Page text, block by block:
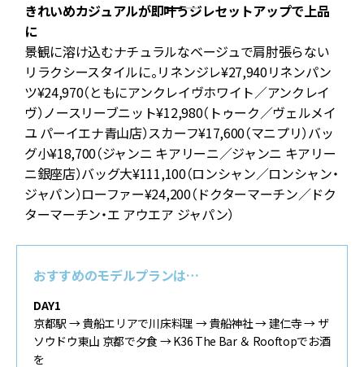
きれいめカジュアルが即叶うジレセットアップで上品
に
景観に溶け込むナチュラルなベージュで肩肘張らない
リラクシースタイルに。リネンジレ¥27,940リネンパン
ツ¥24,970（ともにアンクレイヴホワイト／アンクレイ
ヴ）ノースリーブニット¥12,980（トゥーク／ヴェルメイ
ユ パーイエナ青山店）スカーフ¥17,600（マニプリ）バッ
グ小¥18,700（ジャンニ キアリーニ／ジャンニ キアリー
ニ銀座店）バッグ大¥111,100（ロンシャン／ロンシャン・
ジャパン）ローファー¥24,200（ドクターマーチン／ドク
ターマーチン・エ アウエア ジャパン）
おすすめのモデルプランは…
DAY1
京都駅 → 貴船エリアで川床料理 → 貴船神社 → 建仁寺 → ザ
ソウドウ東山 京都で夕食 → K36 The Bar ＆ Rooftopでお酒
を